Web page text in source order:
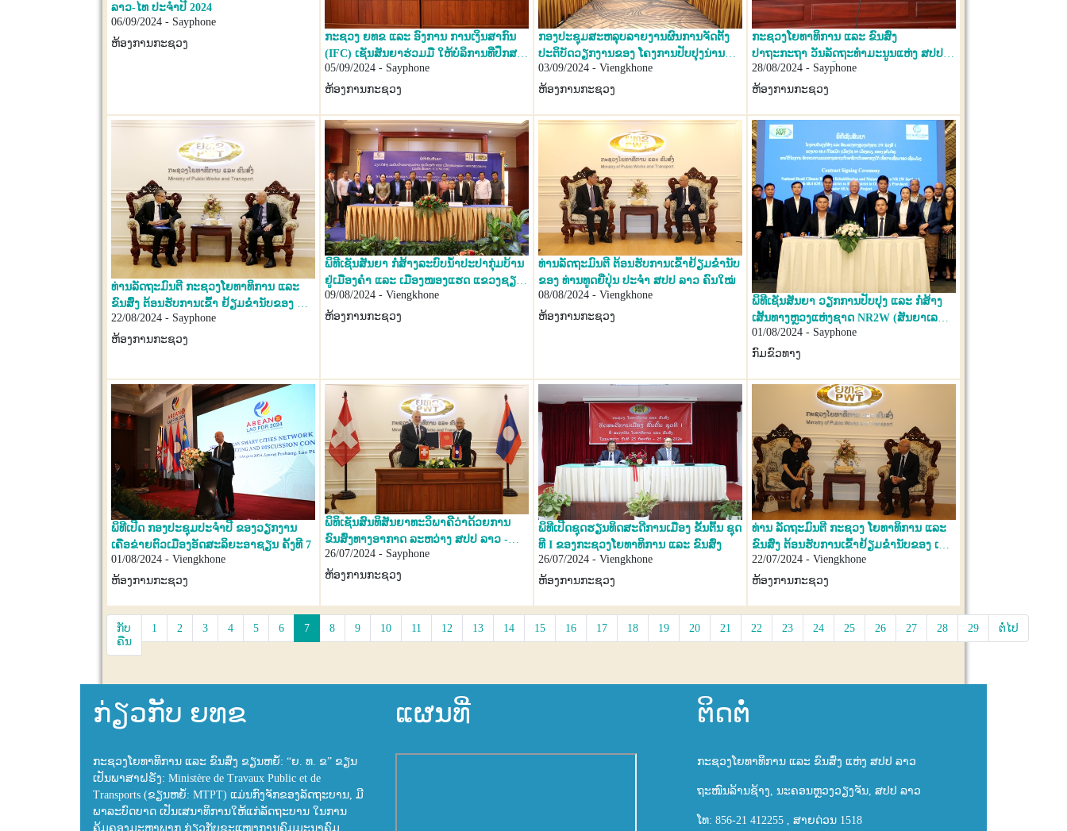
ລາວ-ໄທ ປະຈຳປີ 2024
06/09/2024 - Sayphone
ຫ້ອງການກະຊວງ
ກະຊວງ ຍທຂ ແລະ ອົງການ ການເງິນສາກົນ
(IFC) ເຊັນສັນຍາຮ່ວມມື ໃຫ້ບໍລິການທີ່ປຶກສາ
ເພື່ອພັດທະນາໂຄງການລົງທຶນຮ່ວມ ໃນການປັງ
ປຸງສະໜາມບິນສາກົນຫຼວງພະບາງ
05/09/2024 - Sayphone
ຫ້ອງການກະຊວງ
ກອງປະຊຸມສະຫລຸບລາຍງານຜົນການຈັດຕັ້ງ
ປະຕິບັດວຽກງານຂອງ ໂຄງການປັບປຸງນ່ານຟ້າ
ແລະ ວົງຈອນບິນ ສະນາມບິນສາກົນຫຼວງພະ
ບາງ
03/09/2024 - Viengkhone
ຫ້ອງການກະຊວງ
ກະຊວງໂຍທາທິການ ແລະ ຂົນສົ່ງ
ປາຖະກະຖາ ວັນລັດຖະທໍາມະນູນແຫ່ງ ສປປ
ລາວ ຄົບຮອບ 33 ປີ (15 ສິງຫາ 1991-15
ສິງຫາ 2024) ແລະ ວັນຢຶດອໍານາດ 23 ສິງຫາ
ບົດວ່າດ້ວຍການສ້າງຄູ່ຮ່ວມຊາຕາກໍາລາວ-ຈີນ
28/08/2024 - Sayphone
ຫ້ອງການກະຊວງ
ທ່ານລັດຖະມົນຕີ ກະຊວງໂຍທາທິການ ແລະ
ຂົນສົົ່ງ ຕ້ອນຮັບການເຂົົ້າ ຢ້ຽມຂໍ່ານັບຂອງ ຜູ້
ຕາງໜ້າອົງການອານາໄມໂລກ ປະຈໍາ ສປປ
ລາວ ຄົນໃໝ່
22/08/2024 - Sayphone
ຫ້ອງການກະຊວງ
ພິທີເຊັນສັນຍາ ກໍ່ສ້າງລະບົບນໍ້າປະປາກຸ່ມບ້ານ
ຢູ່ເມືອງຄໍາ ແລະ ເມືອງໜອງແຮດ ແຂວງຊຽງ
ຂວາງ
09/08/2024 - Viengkhone
ຫ້ອງການກະຊວງ
ທ່ານລັດຖະມົນຕີ ຕ້ອນຮັບການເຂົ້າຢ້ຽມຂໍ່ານັບ
ຂອງ ທ່ານທູດຍີ່ປຸ່ນ ປະຈຳ ສປປ ລາວ ຄົນໃໝ່
08/08/2024 - Viengkhone
ຫ້ອງການກະຊວງ
ພິທີເຊັນສັນຍາ ວຽກການປັບປຸງ ແລະ ກໍ່ສ້າງ
ເສັ້ນທາງຫຼວງແຫ່ງຊາດ NR2W (ສັນຍາເລກທີ
CW-001, RFB No. OPBRC-NR-ICB-2W-
PK01-2023) ພາຍໃຕ້ໂຄງການຊີແລັກ
01/08/2024 - Sayphone
ກົມຂົວທາງ
ພິທີເປີດ ກອງປະຊຸມປະຈຳປີ ຂອງວຽກງານ
ເຄືອຂ່າຍຕົວເມືອງອັດສະລິຍະອາຊຽນ ຄັ້ງທີ 7
01/08/2024 - Viengkhone
ຫ້ອງການກະຊວງ
ພິທິເຊັນສົນທິສັນຍາທະວິພາຄີວ່າດ້ວຍການ
ຂົນສົ່ງທາງອາກາດ ລະຫວ່າງ ສປປ ລາວ -
ສະຫະພັນທະລັດ ສະວິດເຊິແລນ
26/07/2024 - Sayphone
ຫ້ອງການກະຊວງ
ພິທີເປີດຊຸດຮຽນທິດສະດີການເມືອງ ຂັ້ນຕົ້ນ ຊຸດ
ທີ I ຂອງກະຊວງໂຍທາທິການ ແລະ ຂົນສົ່ງ
26/07/2024 - Viengkhone
ຫ້ອງການກະຊວງ
ທ່ານ ລັດຖະມົນຕີ ກະຊວງ ໂຍທາທິການ ແລະ
ຂົນສົ່ງ ຕ້ອນຮັບການເຂົ້າຢ້ຽມຂໍ່ານັບຂອງ ເອກ
ອັກຄະລັດຖະທູດ ແຫ່ງ ສປ ຈີນ ປະຈໍາ ສປປ
ລາວ ຄົນໃໝ່
22/07/2024 - Viengkhone
ຫ້ອງການກະຊວງ
ກັບ
ຄືນ
1 2 3 4 5 6 7 8 9 10 11 12 13 14 15 16 17 18 19 20 21 22 23 24 25 26 27 28 29 ຕໍ່ໄປ
ກ່ຽວກັບ ຍທຂ
ກະຊວງໂຍທາທິການ ແລະ ຂົນສົ່ງ ຂຽນຫຍໍ້: “ຍ. ທ. ຂ” ຂຽນ
ເປັນພາສາຝຣັ່ງ: Ministère de Travaux Public et de
Transports (ຂຽນຫຍໍ້: MTPT) ແມ່ນກົງຈັກຂອງລັດຖະບານ, ມີ
ພາລະບົດບາດ ເປັນເສນາທິການໃຫ້ແກ່ລັດຖະບານ ໃນການ
ຄຸ້ມຄອງມະຫາພາກ ກ່ຽວກັບຂະແໜງການຄົມມະນາຄົມ,
ແຜນທີ່ ຕິດຕໍ່
ກະຊວງໂຍທາທິການ ແລະ ຂົນສົ່ງ ແຫ່ງ ສປປ ລາວ
ຖະໜົນລ້ານຊ້າງ, ນະຄອນຫຼວງວຽງຈັນ, ສປປ ລາວ
ໂທ: 856-21 412255 , ສາຍດ່ວນ 1518